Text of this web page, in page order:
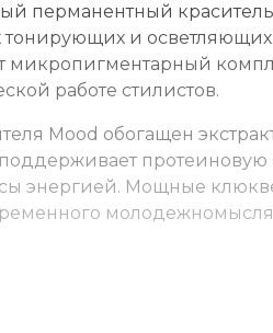
перманентный
тонирующих и
микропигментарный
работе стилистов.
Mood обогащен
протеиновую
энергией. Мощные